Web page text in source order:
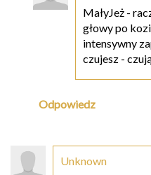
MałyJeż -
głowy po
intensywny
czujesz -
Odpowiedz
Unknown